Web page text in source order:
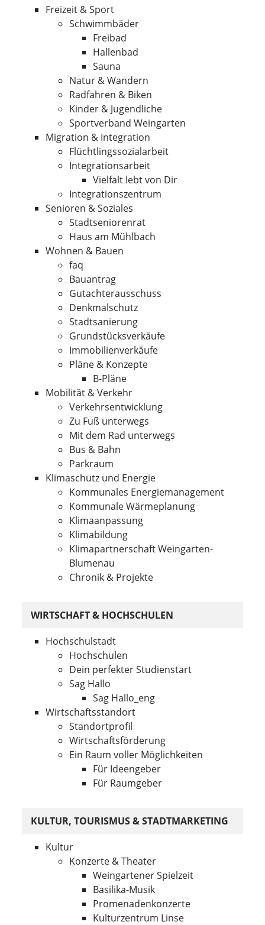
Freizeit & Sport
Schwimmbäder
Freibad
Hallenbad
Sauna
Natur & Wandern
Radfahren & Biken
Kinder & Jugendliche
Sportverband Weingarten
Migration & Integration
Flüchtlingssozialarbeit
Integrationsarbeit
Vielfalt lebt von Dir
Integrationszentrum
Senioren & Soziales
Stadtseniorenrat
Haus am Mühlbach
Wohnen & Bauen
faq
Bauantrag
Gutachterausschuss
Denkmalschutz
Stadtsanierung
Grundstücksverkäufe
Immobilienverkäufe
Pläne & Konzepte
B-Pläne
Mobilität & Verkehr
Verkehrsentwicklung
Zu Fuß unterwegs
Mit dem Rad unterwegs
Bus & Bahn
Parkraum
Klimaschutz und Energie
Kommunales Energiemanagement
Kommunale Wärmeplanung
Klimaanpassung
Klimabildung
Klimapartnerschaft Weingarten-
Blumenau
Chronik & Projekte
WIRTSCHAFT & HOCHSCHULEN
Hochschulstadt
Hochschulen
Dein perfekter Studienstart
Sag Hallo
Sag Hallo_eng
Wirtschaftsstandort
Standortprofil
Wirtschaftsförderung
Ein Raum voller Möglichkeiten
Für Ideengeber
Für Raumgeber
KULTUR, TOURISMUS & STADTMARKETING
Kultur
Konzerte & Theater
Weingartener Spielzeit
Basilika-Musik
Promenadenkonzerte
Kulturzentrum Linse